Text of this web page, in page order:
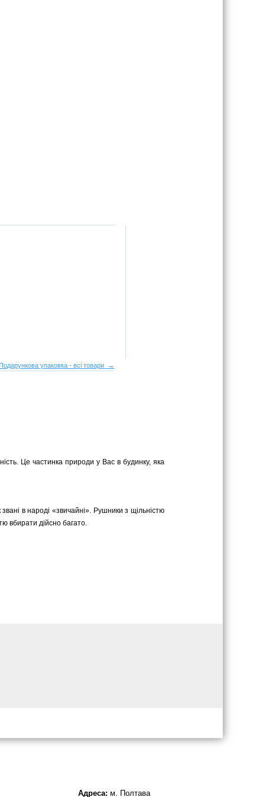
Подарункова упаковка - всі товари →
Це частинка природи у Вас в будинку, яка
в народі «звичайні». Рушники з щільністю
вбирати дійсно багато.
Адреса: м. Полтава